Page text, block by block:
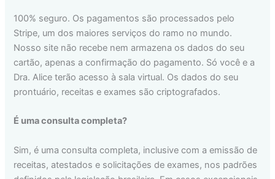
100% seguro. Os pagamentos são processados pelo
Stripe, um dos maiores serviços do ramo no mundo.
Nosso site não recebe nem armazena os dados do seu
cartão, apenas a confirmação do pagamento. Só você e a
Dra. Alice terão acesso à sala virtual. Os dados do seu
prontuário, receitas e exames são criptografados.
É uma consulta completa?
Sim, é uma consulta completa, inclusive com a emissão de
receitas, atestados e solicitações de exames, nos padrões